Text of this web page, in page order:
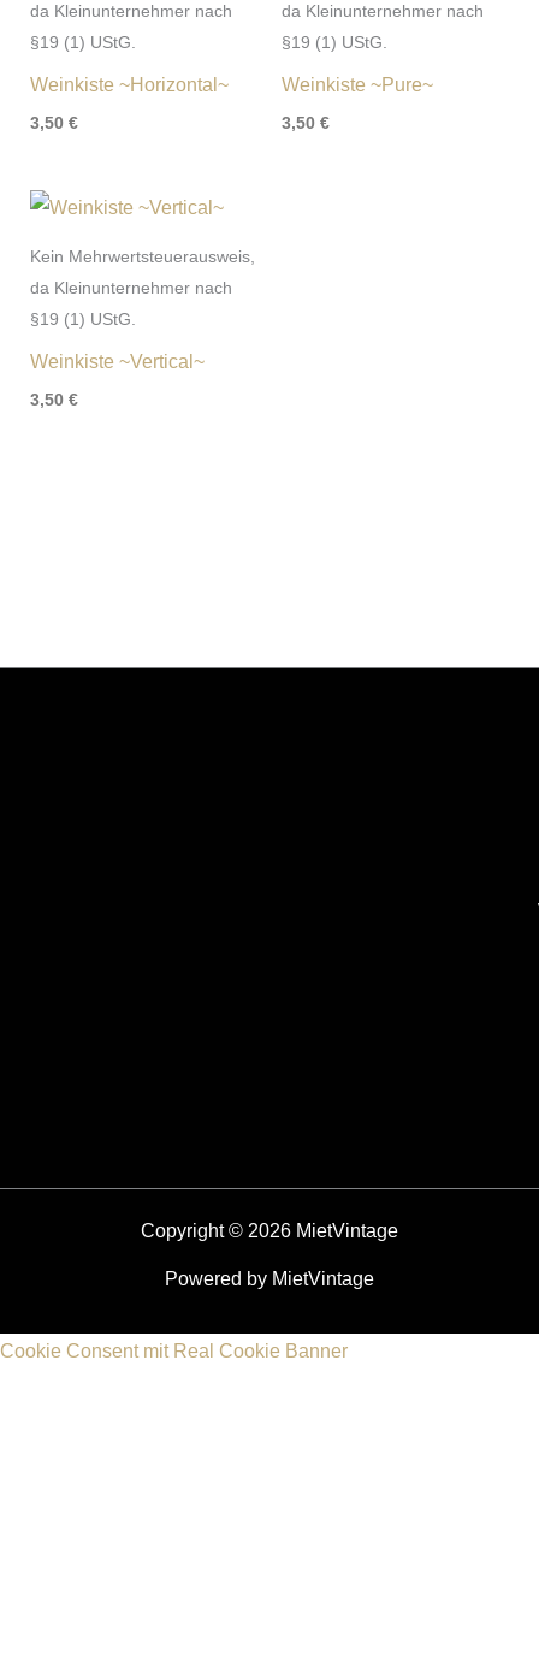
da Kleinunternehmer nach
§19 (1) UStG.
Weinkiste ~Horizontal~
3,50 €
da Kleinunternehmer nach
§19 (1) UStG.
Weinkiste ~Pure~
3,50 €
Kein Mehrwertsteuerausweis,
da Kleinunternehmer nach
§19 (1) UStG.
Weinkiste ~Vertical~
3,50 €
Copyright © 2026 MietVintage
Powered by MietVintage
Cookie Consent mit Real Cookie Banner